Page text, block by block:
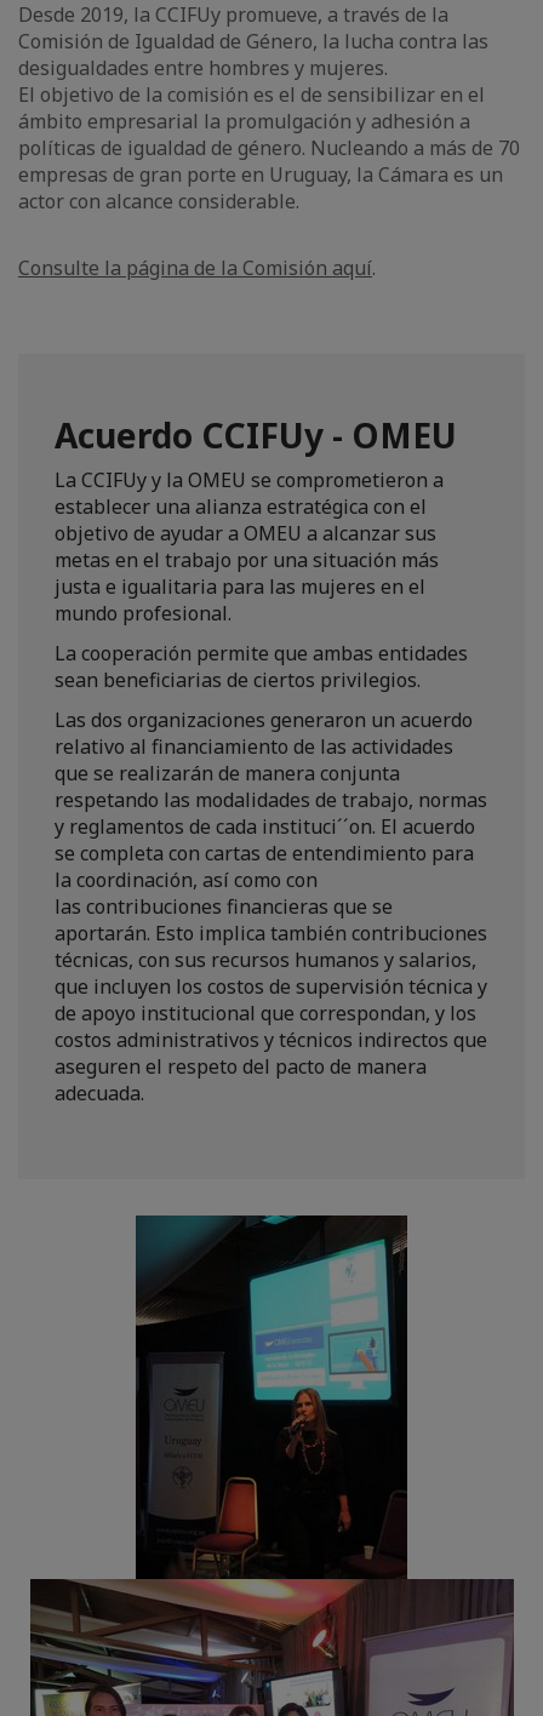
Desde 2019, la CCIFUy promueve, a través de la
Comisión de Igualdad de Género, la lucha contra las
desigualdades entre hombres y mujeres.
El objetivo de la comisión es el de sensibilizar en el
ámbito empresarial la promulgación y adhesión a
políticas de igualdad de género. Nucleando a más de 70
empresas de gran porte en Uruguay, la Cámara es un
actor con alcance considerable.
Consulte la página de la Comisión aquí.
Acuerdo CCIFUy - OMEU
La CCIFUy y la OMEU se comprometieron a
establecer una alianza estratégica con el
objetivo de ayudar a OMEU a alcanzar sus
metas en el trabajo por una situación más
justa e igualitaria para las mujeres en el
mundo profesional.
La cooperación permite que ambas entidades
sean beneficiarias de ciertos privilegios.
Las dos organizaciones generaron un acuerdo
relativo al financiamiento de las actividades
que se realizarán de manera conjunta
respetando las modalidades de trabajo, normas
y reglamentos de cada instituci´´on. El acuerdo
se completa con cartas de entendimiento para
la coordinación, así como con
las contribuciones financieras que se
aportarán. Esto implica también contribuciones
técnicas, con sus recursos humanos y salarios,
que incluyen los costos de supervisión técnica y
de apoyo institucional que correspondan, y los
costos administrativos y técnicos indirectos que
aseguren el respeto del pacto de manera
adecuada.